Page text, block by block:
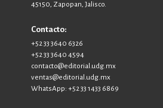
45150, Zapopan, Jalisco.
Contacto:
+52 33 3640 6326
+52 33 3640 4594
contacto@editorial.udg.mx
ventas@editorial.udg.mx
WhatsApp: +52 33 1433 6869